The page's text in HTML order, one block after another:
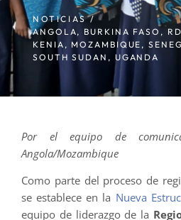
NOTICIAS /
ANGOLA, BURKINA FASO ,
KENIA , MOZAMBIQUE ,
SOUTH SUDAN , UGANDA
Por el equipo de
Angola/Mozambique
Como parte del proceso de
se establece en la Nueva
equipo de liderazgo de la